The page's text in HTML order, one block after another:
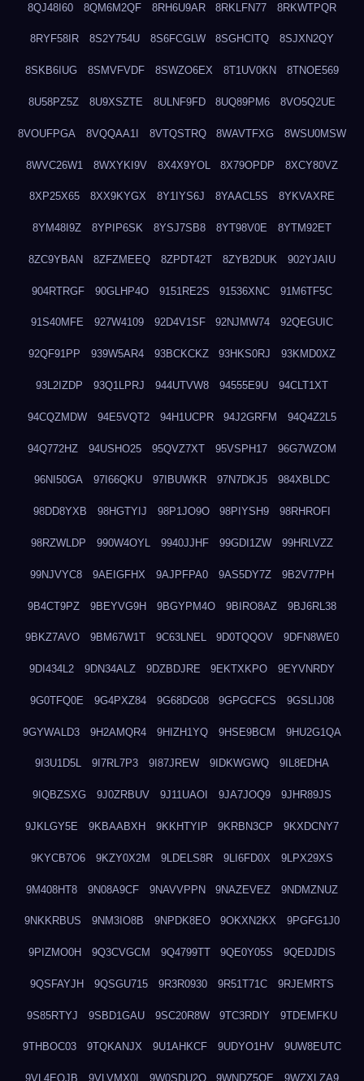
8QJ48I60 8QM6M2QF 8RH6U9AR 8RKLFN77 8RKWTPQR
8RYF58IR 8S2Y754U 8S6FCGLW 8SGHCITQ 8SJXN2QY
8SKB6IUG 8SMVFVDF 8SWZO6EX 8T1UV0KN 8TNOE569
8U58PZ5Z 8U9XSZTE 8ULNF9FD 8UQ89PM6 8VO5Q2UE
8VOUFPGA 8VQQAA1I 8VTQSTRQ 8WAVTFXG 8WSU0MSW
8WVC26W1 8WXYKI9V 8X4X9YOL 8X79OPDP 8XCY80VZ
8XP25X65 8XX9KYGX 8Y1IYS6J 8YAACL5S 8YKVAXRE
8YM48I9Z 8YPIP6SK 8YSJ7SB8 8YT98V0E 8YTM92ET
8ZC9YBAN 8ZFZMEEQ 8ZPDT42T 8ZYB2DUK 902YJAIU
904RTRGF 90GLHP4O 9151RE2S 91536XNC 91M6TF5C
91S40MFE 927W4109 92D4V1SF 92NJMW74 92QEGUIC
92QF91PP 939W5AR4 93BCKCKZ 93HKS0RJ 93KMD0XZ
93L2IZDP 93Q1LPRJ 944UTVW8 94555E9U 94CLT1XT
94CQZMDW 94E5VQT2 94H1UCPR 94J2GRFM 94Q4Z2L5
94Q772HZ 94USHO25 95QVZ7XT 95VSPH17 96G7WZOM
96NI50GA 97I66QKU 97IBUWKR 97N7DKJ5 984XBLDC
98DD8YXB 98HGTYIJ 98P1JO9O 98PIYSH9 98RHROFI
98RZWLDP 990W4OYL 9940JJHF 99GDI1ZW 99HRLVZZ
99NJVYC8 9AEIGFHX 9AJPFPA0 9AS5DY7Z 9B2V77PH
9B4CT9PZ 9BEYVG9H 9BGYPM4O 9BIRO8AZ 9BJ6RL38
9BKZ7AVO 9BM67W1T 9C63LNEL 9D0TQQOV 9DFN8WE0
9DI434L2 9DN34ALZ 9DZBDJRE 9EKTXKPO 9EYVNRDY
9G0TFQ0E 9G4PXZ84 9G68DG08 9GPGCFCS 9GSLIJ08
9GYWALD3 9H2AMQR4 9HIZH1YQ 9HSE9BCM 9HU2G1QA
9I3U1D5L 9I7RL7P3 9I87JREW 9IDKWGWQ 9IL8EDHA
9IQBZSXG 9J0ZRBUV 9J11UAOI 9JA7JOQ9 9JHR89JS
9JKLGY5E 9KBAABXH 9KKHTYIP 9KRBN3CP 9KXDCNY7
9KYCB7O6 9KZY0X2M 9LDELS8R 9LI6FD0X 9LPX29XS
9M408HT8 9N08A9CF 9NAVVPPN 9NAZEVEZ 9NDMZNUZ
9NKKRBUS 9NM3IO8B 9NPDK8EO 9OKXN2KX 9PGFG1J0
9PIZMO0H 9Q3CVGCM 9Q4799TT 9QE0Y05S 9QEDJDIS
9QSFAYJH 9QSGU715 9R3R0930 9R51T71C 9RJEMRTS
9S85RTYJ 9SBD1GAU 9SC20R8W 9TC3RDIY 9TDEMFKU
9THBOC03 9TQKANJX 9U1AHKCF 9UDYO1HV 9UW8EUTC
9VL4EOJB 9VLVMX0I 9W0SDU2O 9WNDZ5OE 9WZXLZA9